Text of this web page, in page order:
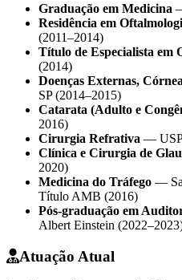
Graduação em Medicina
Residência em
(2011–2014)
Título de Especialista em
(2014)
Doenças Externas,
SP (2014–2015)
Catarata (Adulto e
2016)
Cirurgia Refrativa —
Clínica e Cirurgia de
2020)
Medicina do Tráfego —
Título AMB (2016)
Pós-graduação em
Albert Einstein
Atuação Atual